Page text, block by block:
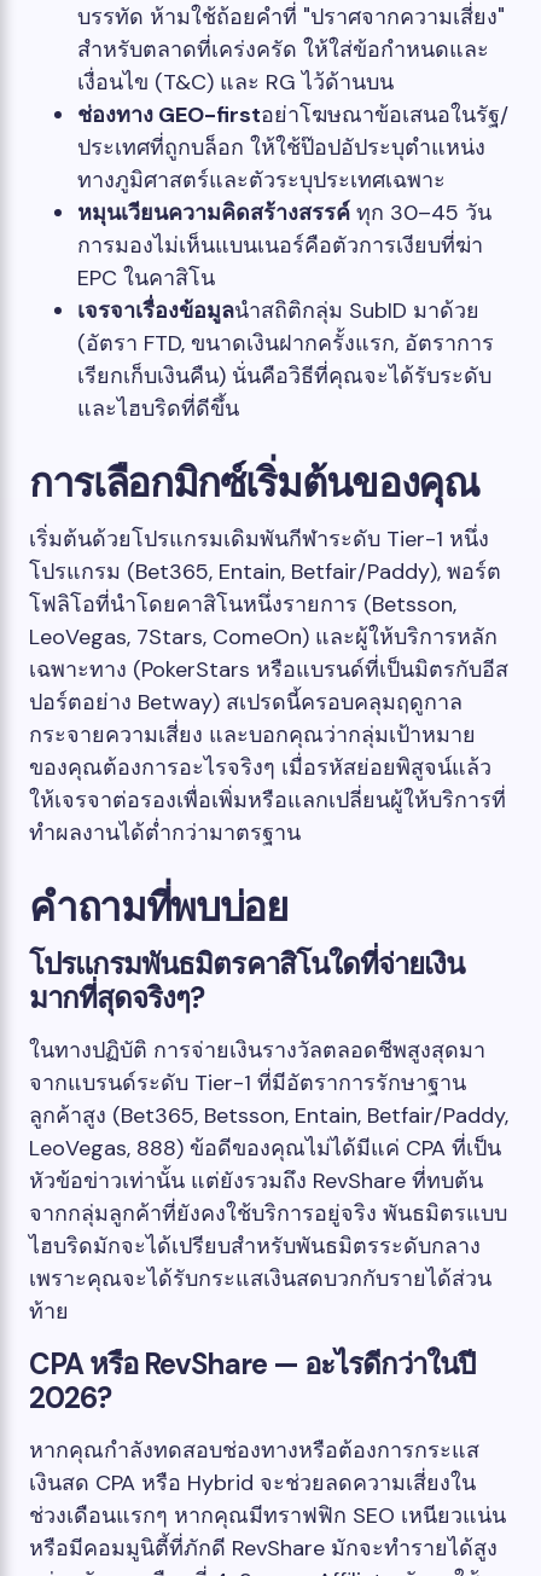
บรรทัด ห้ามใช้ถ้อยคำที่ "ปราศจากความเสี่ยง"
สำหรับตลาดที่เคร่งครัด ให้ใส่ข้อกำหนดและ
เงื่อนไข (T&C) และ RG ไว้ด้านบน
ช่องทาง GEO-firstอย่าโฆษณาข้อเสนอในรัฐ/
ประเทศที่ถูกบล็อก ให้ใช้ป๊อปอัประบุตำแหน่ง
ทางภูมิศาสตร์และตัวระบุประเทศเฉพาะ
หมุนเวียนความคิดสร้างสรรค์ ทุก 30–45 วัน
การมองไม่เห็นแบนเนอร์คือตัวการเงียบที่ฆ่า
EPC ในคาสิโน
เจรจาเรื่องข้อมูลนำสถิติกลุ่ม SubID มาด้วย
(อัตรา FTD, ขนาดเงินฝากครั้งแรก, อัตราการ
เรียกเก็บเงินคืน) นั่นคือวิธีที่คุณจะได้รับระดับ
และไฮบริดที่ดีขึ้น
การเลือกมิกซ์เริ่มต้นของคุณ
เริ่มต้นด้วยโปรแกรมเดิมพันกีฬาระดับ Tier-1 หนึ่ง
โปรแกรม (Bet365, Entain, Betfair/Paddy), พอร์ต
โฟลิโอที่นำโดยคาสิโนหนึ่งรายการ (Betsson,
LeoVegas, 7Stars, ComeOn) และผู้ให้บริการหลัก
เฉพาะทาง (PokerStars หรือแบรนด์ที่เป็นมิตรกับอีส
ปอร์ตอย่าง Betway) สเปรดนี้ครอบคลุมฤดูกาล
กระจายความเสี่ยง และบอกคุณว่ากลุ่มเป้าหมาย
ของคุณต้องการอะไรจริงๆ เมื่อรหัสย่อยพิสูจน์แล้ว
ให้เจรจาต่อรองเพื่อเพิ่มหรือแลกเปลี่ยนผู้ให้บริการที่
ทำผลงานได้ต่ำกว่ามาตรฐาน
คำถามที่พบบ่อย
โปรแกรมพันธมิตรคาสิโนใดที่จ่ายเงิน
มากที่สุดจริงๆ?
ในทางปฏิบัติ การจ่ายเงินรางวัลตลอดชีพสูงสุดมา
จากแบรนด์ระดับ Tier-1 ที่มีอัตราการรักษาฐาน
ลูกค้าสูง (Bet365, Betsson, Entain, Betfair/Paddy,
LeoVegas, 888) ข้อดีของคุณไม่ได้มีแค่ CPA ที่เป็น
หัวข้อข่าวเท่านั้น แต่ยังรวมถึง RevShare ที่ทบต้น
จากกลุ่มลูกค้าที่ยังคงใช้บริการอยู่จริง พันธมิตรแบบ
ไฮบริดมักจะได้เปรียบสำหรับพันธมิตรระดับกลาง
เพราะคุณจะได้รับกระแสเงินสดบวกกับรายได้ส่วน
ท้าย
CPA หรือ RevShare — อะไรดีกว่าในปี
2026?
หากคุณกำลังทดสอบช่องทางหรือต้องการกระแส
เงินสด CPA หรือ Hybrid จะช่วยลดความเสี่ยงใน
ช่วงเดือนแรกๆ หากคุณมีทราฟฟิก SEO เหนียวแน่น
หรือมีคอมมูนิตี้ที่ภักดี RevShare มักจะทำรายได้สูง